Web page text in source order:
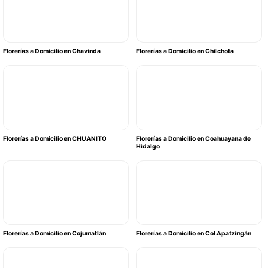
Florerías a Domicilio en Chavinda Florerías a Domicilio en Chilchota
Florerías a Domicilio en CHUANITO
Florerías a Domicilio en Coahuayana de
Hidalgo
Florerías a Domicilio en Cojumatlán Florerías a Domicilio en Col Apatzingán